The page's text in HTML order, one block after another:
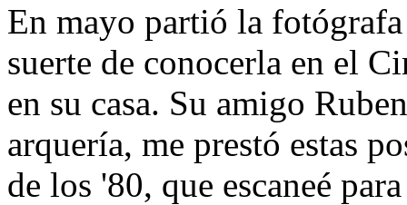
En mayo partió la
suerte de conocerla en el
en su casa. Su amigo
arquería, me prestó estas
de los '80, que escaneé